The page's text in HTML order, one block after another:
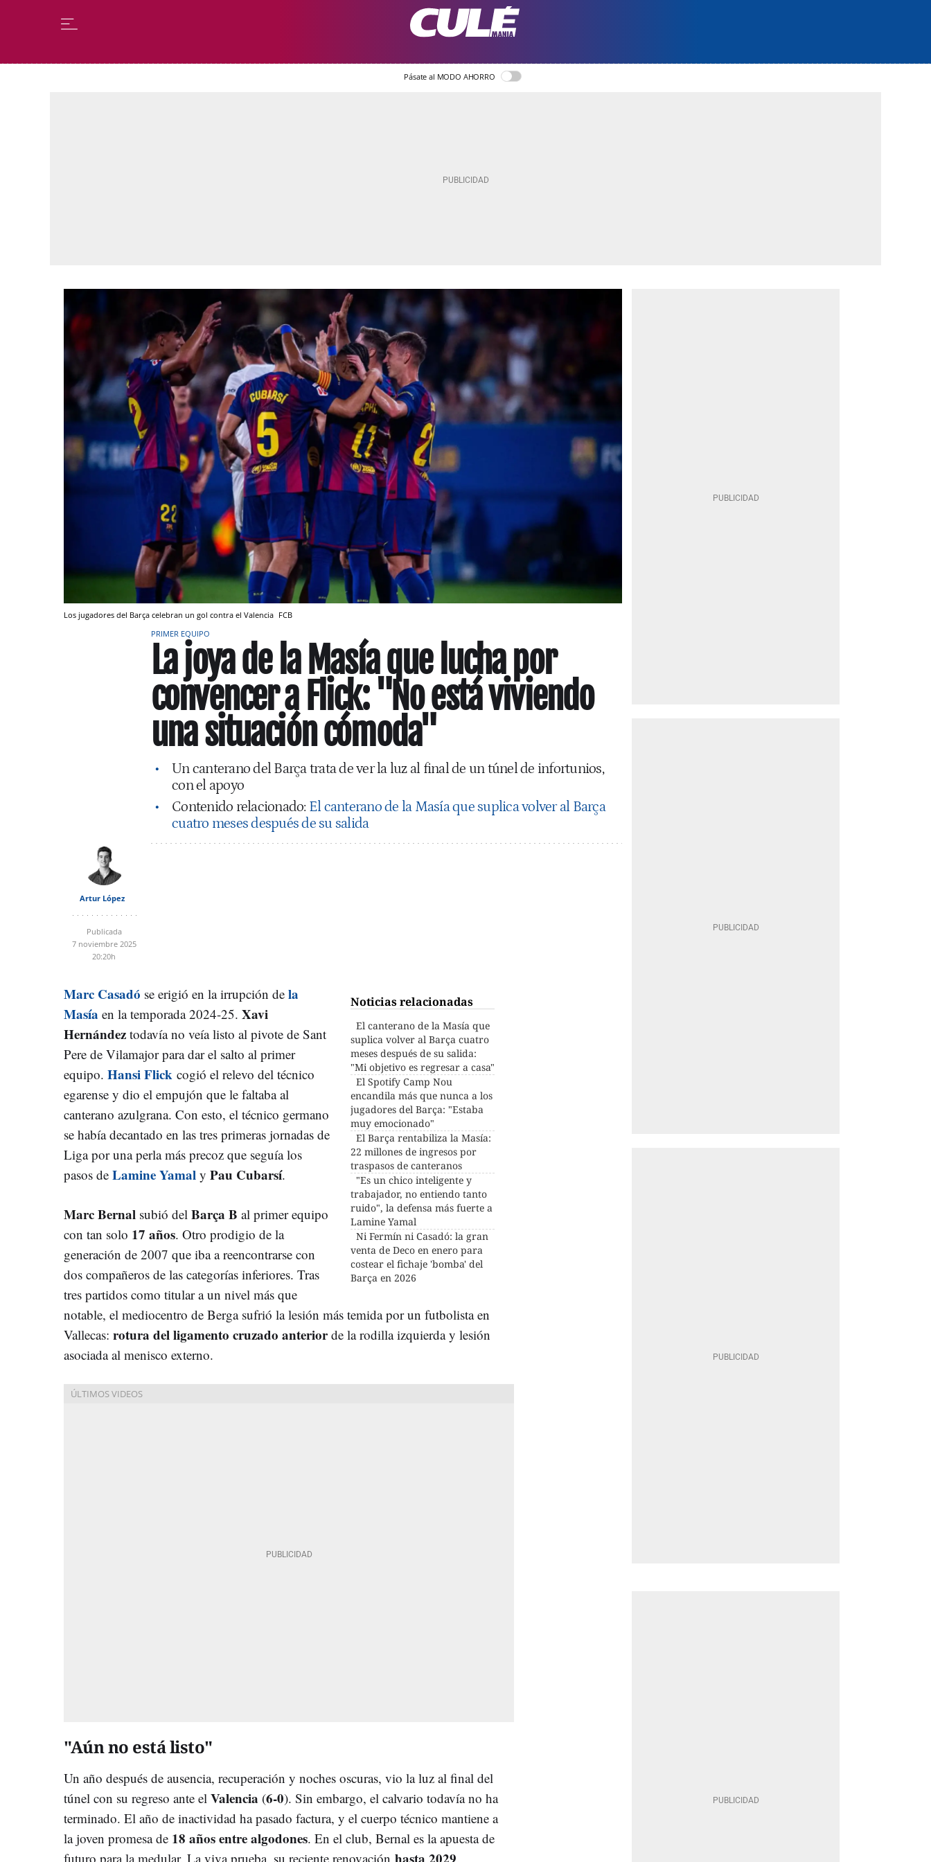
Pásate al MODO AHORRO
Los jugadores del Barça celebran un gol contra el Valencia FCB
PRIMER EQUIPO
La joya de la Masía que lucha por
convencer a Flick: "No está viviendo
una situación cómoda"
Un canterano del Barça trata de ver la luz al final de un túnel de infortunios,
con el apoyo
Contenido relacionado: El canterano de la Masía que suplica volver al Barça
cuatro meses después de su salida
Artur López
Publicada
7 noviembre 2025
20:20h
Noticias relacionadas
El canterano de la Masía que
suplica volver al Barça cuatro
meses después de su salida:
"Mi objetivo es regresar a casa"
El Spotify Camp Nou
encandila más que nunca a los
jugadores del Barça: "Estaba
muy emocionado"
El Barça rentabiliza la Masía:
22 millones de ingresos por
traspasos de canteranos
"Es un chico inteligente y
trabajador, no entiendo tanto
ruido", la defensa más fuerte a
Lamine Yamal
Ni Fermín ni Casadó: la gran
venta de Deco en enero para
costear el fichaje 'bomba' del
Barça en 2026
Marc Casadó se erigió en la irrupción de la
Masía en la temporada 2024-25. Xavi
Hernández todavía no veía listo al pivote de Sant
Pere de Vilamajor para dar el salto al primer
equipo. Hansi Flick cogió el relevo del técnico
egarense y dio el empujón que le faltaba al
canterano azulgrana. Con esto, el técnico germano
se había decantado en las tres primeras jornadas de
Liga por una perla más precoz que seguía los
pasos de Lamine Yamal y Pau Cubarsí.
Marc Bernal subió del Barça B al primer equipo
con tan solo 17 años. Otro prodigio de la
generación de 2007 que iba a reencontrarse con
dos compañeros de las categorías inferiores. Tras
tres partidos como titular a un nivel más que
notable, el mediocentro de Berga sufrió la lesión más temida por un futbolista en
Vallecas: rotura del ligamento cruzado anteriorde la rodilla izquierda y lesión
asociada al menisco externo.
"Aún no está listo"
Un año después de ausencia, recuperación y noches oscuras, vio la luz al final del
túnel con su regreso ante el Valencia (6-0). Sin embargo, el calvario todavía no ha
terminado. El año de inactividad ha pasado factura, y el cuerpo técnico mantiene a
la joven promesa de 18 añosentre algodones. En el club, Bernal es la apuesta de
futuro para la medular. La viva prueba, su reciente renovación hasta 2029